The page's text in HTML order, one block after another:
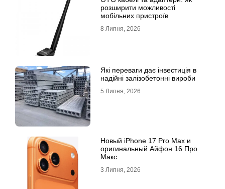
розширити можливості
мобільних пристроїв
8 Липня, 2026
Які переваги дає інвестиція в
надійні залізобетонні вироби
5 Липня, 2026
Новый iPhone 17 Pro Max и
оригинальный Айфон 16 Про
Макс
3 Липня, 2026